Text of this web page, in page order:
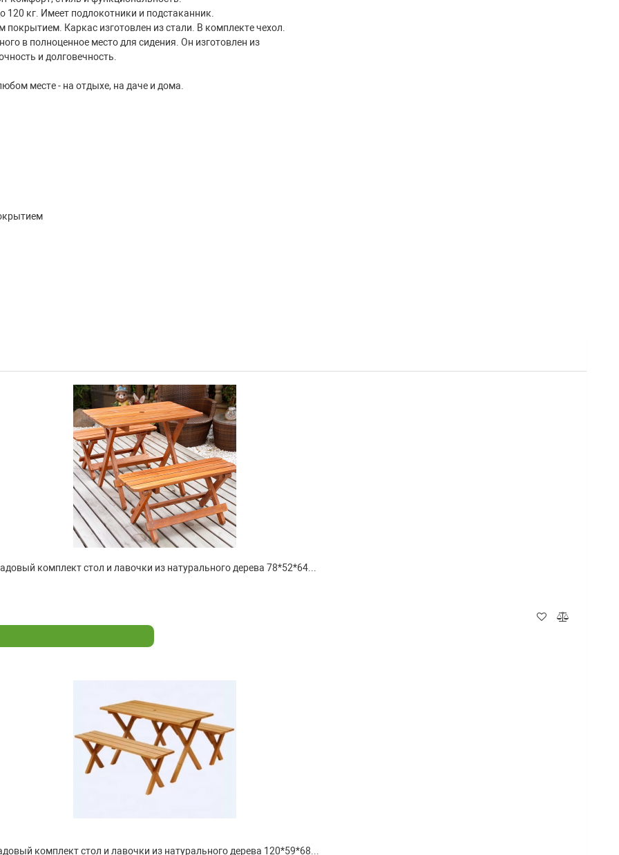
120 кг. Имеет подлокотники и подстаканник.
Каркас изготовлен из стали. В комплекте чехол.
в полноценное место для сидения. Он изготовлен из
и долговечность.
месте - на отдыхе, на даче и дома.
комплект стол и лавочки из натурального дерева 78*52*64...
комплект стол и лавочки из натурального дерева 120*59*68...